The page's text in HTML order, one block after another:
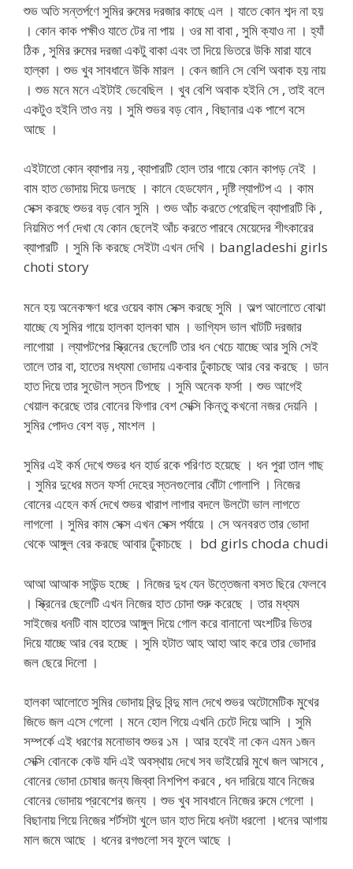
শুভ অতি সন্তর্পণে সুমির রুমের দরজার কাছে এল । যাতে কোন শব্দ না হয়
। কোন কাক পক্ষীও যাতে টের না পায় । ওর মা বাবা , সুমি ক্যাও না । হ্যাঁ
ঠিক , সুমির রুমের দরজা একটু বাকা এবং তা দিয়ে ভিতরে উকি মারা যাবে
হাল্কা । শুভ খুব সাবধানে উকি মারল । কেন জানি সে বেশি অবাক হয় নায়
। শুভ মনে মনে এইটাই ভেবেছিল । খুব বেশি অবাক হইনি সে , তাই বলে
একটুও হইনি তাও নয় । সুমি শুভর বড় বোন , বিছানার এক পাশে বসে
আছে ।
এইটাতো কোন ব্যাপার নয় , ব্যাপারটি হোল তার গায়ে কোন কাপড় নেই ।
বাম হাত ভোদায় দিয়ে ডলছে । কানে হেডফোন , দৃষ্টি ল্যাপটপ এ । কাম
সেক্স করছে শুভর বড় বোন সুমি । শুভ আঁচ করতে পেরেছিল ব্যাপারটি কি ,
নিয়মিত পর্ণ দেখা যে কোন ছেলেই আঁচ করতে পারবে মেয়েদের শীৎকারের
ব্যাপারটি । সুমি কি করছে সেইটা এখন দেখি । bangladeshi girls
choti story
মনে হয় অনেকক্ষণ ধরে ওয়েব কাম সেক্স করছে সুমি । অল্প আলোতে বোঝা
যাচ্ছে যে সুমির গায়ে হালকা হালকা ঘাম । ভাগ্যিস ভাল খাটটি দরজার
লাগোয়া । ল্যাপটপের স্ক্রিনের ছেলেটি তার ধন খেচে যাচ্ছে আর সুমি সেই
তালে তার বা, হাতের মধ্যমা ভোদায় একবার ঢুঁকাচছে আর বের করছে । ডান
হাত দিয়ে তার সুডৌল স্তন টিপছে । সুমি অনেক ফর্সা । শুভ আগেই
খেয়াল করেছে তার বোনের ফিগার বেশ সেক্সি কিন্তু কখনো নজর দেয়নি ।
সুমির পোদও বেশ বড় , মাংশল ।
সুমির এই কর্ম দেখে শুভর ধন হার্ড রকে পরিণত হয়েছে । ধন পুরা তাল গাছ
। সুমির দুধের মতন ফর্সা দেহের স্তনগুলোর বোঁটা গোলাপি । নিজের
বোনের এহেন কর্ম দেখে শুভর খারাপ লাগার বদলে উলটো ভাল লাগতে
লাগলো । সুমির কাম সেক্স এখন সেক্স পর্যায়ে । সে অনবরত তার ভোদা
থেকে আঙ্গুল বের করছে আবার ঢুঁকাচছে । bd girls choda chudi
আআ আআক সাউন্ড হচ্ছে । নিজের দুধ যেন উত্তেজনা বসত ছিরে ফেলবে
। স্ক্রিনের ছেলেটি এখন নিজের হাত চোদা শুরু করেছে । তার মধ্যম
সাইজের ধনটি বাম হাতের আঙ্গুল দিয়ে গোল করে বানানো অংশটির ভিতর
দিয়ে যাচ্ছে আর বের হচ্ছে । সুমি হটাত আহ আহা আহ করে তার ভোদার
জল ছেরে দিলো ।
হালকা আলোতে সুমির ভোদায় বিন্দু বিন্দু মাল দেখে শুভর অটোমেটিক মুখের
জিভে জল এসে গেলো । মনে হোল গিয়ে এখনি চেটে দিয়ে আসি । সুমি
সম্পর্কে এই ধরণের মনোভাব শুভর ১ম । আর হবেই না কেন এমন ১জন
সেক্সি বোনকে কেউ যদি এই অবস্থায় দেখে সব ভাইয়েরি মুখে জল আসবে ,
বোনের ভোদা চোষার জন্য জিব্বা নিশপিশ করবে , ধন দারিয়ে যাবে নিজের
বোনের ভোদায় প্রবেশের জন্য । শুভ খুব সাবধানে নিজের রুমে গেলো ।
বিছানায় গিয়ে নিজের শর্টসটা খুলে ডান হাত দিয়ে ধনটা ধরলো ।ধনের আগায়
মাল জমে আছে । ধনের রগগুলো সব ফুলে আছে ।